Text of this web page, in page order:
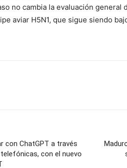
no cambia la evaluación
aviar H5N1, que sigue siendo
con ChatGPT a través
con el nuevo